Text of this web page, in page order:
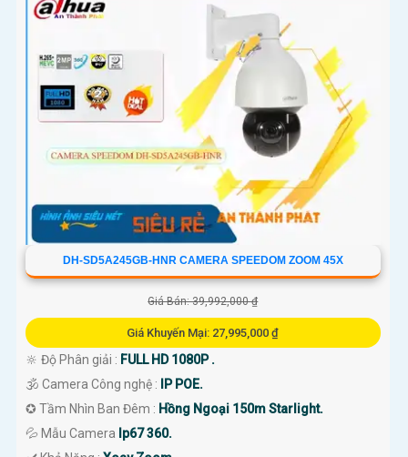
DH-SD5A245GB-HNR CAMERA SPEEDOM ZOOM 45X
Giá Bán: 39,992,000 ₫
Giá Khuyến Mại: 27,995,000 ₫
🔆 Độ Phân giải : FULL HD 1080P .
🕉️ Camera Công nghệ :
IP POE.
✪ Tầm Nhìn Ban Đêm : Hồng Ngoại 150m Starlight.
💦 Mẫu Camera Ip67 360.